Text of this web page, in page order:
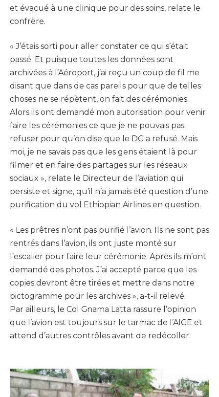
et évacué à une clinique pour des soins, relate le
confrère.
« J’étais sorti pour aller constater ce qui s’était
passé. Et puisque toutes les données sont
archivées à l’Aéroport, j’ai reçu un coup de fil me
disant que dans de cas pareils pour que de telles
choses ne se répètent, on fait des cérémonies.
Alors ils ont demandé mon autorisation pour venir
faire les cérémonies ce que je ne pouvais pas
refuser pour qu’on dise que le DG a refusé. Mais
moi, je ne savais pas que les gens étaient là pour
filmer et en faire des partages sur les réseaux
sociaux », relate le Directeur de l’aviation qui
persiste et signe, qu’il n’a jamais été question d’une
purification du vol Ethiopian Airlines en question.
« Les prêtres n’ont pas purifié l’avion. Ils ne sont pas
rentrés dans l’avion, ils ont juste monté sur
l’escalier pour faire leur cérémonie. Après ils m’ont
demandé des photos. J’ai accepté parce que les
copies devront être tirées et mettre dans notre
pictogramme pour les archives », a-t-il relevé.
Par ailleurs, le Col Gnama Latta rassure l’opinion
que l’avion est toujours sur le tarmac de l’AIGE et
attend d’autres contrôles avant de redécoller.